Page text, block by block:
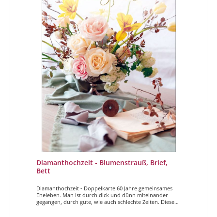
Diamanthochzeit - Blumenstrauß, Brief,
Bett
Diamanthochzeit - Doppelkarte 60 Jahre gemeinsames
Eheleben. Man ist durch dick und dünn miteinander
gegangen, durch gute, wie auch schlechte Zeiten. Dieser